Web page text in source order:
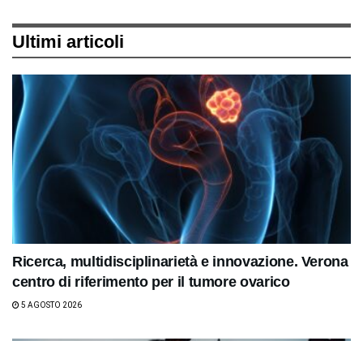
Ultimi articoli
Ricerca, multidisciplinarietà e innovazione. Verona
centro di riferimento per il tumore ovarico
5 AGOSTO 2026